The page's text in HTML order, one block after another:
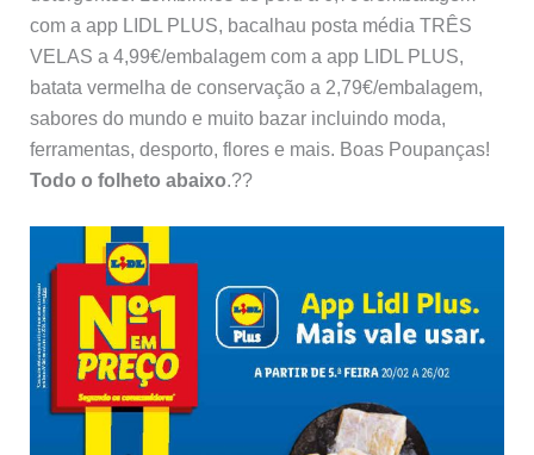
com a app LIDL PLUS, bacalhau posta média TRÊS
VELAS a 4,99€/embalagem com a app LIDL PLUS,
batata vermelha de conservação a 2,79€/embalagem,
sabores do mundo e muito bazar incluindo moda,
ferramentas, desporto, flores e mais. Boas Poupanças!
Todo o folheto abaixo.??